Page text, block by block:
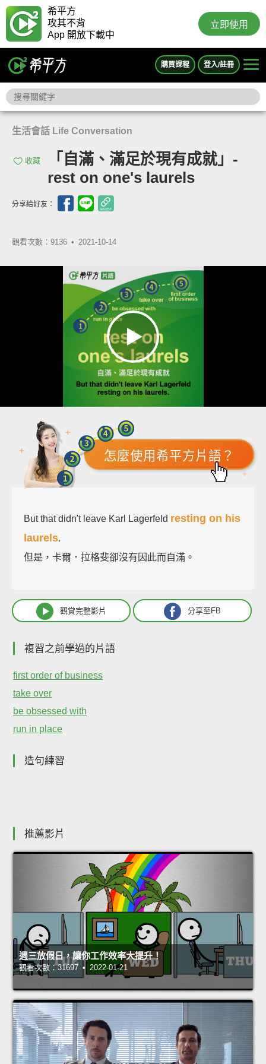
希平方
攻其不背
App 開放下載中
立即使用
購買課程 登入/註冊
生活會話 Life Conversation
收藏
「自滿、滿足於現有成就」-
rest on one's laurels
分享給好友：
觀看次數：9136 • 2021-10-14
怎麼使用希平方片語？
But that didn't leave Karl Lagerfeld resting on his
laurels.
但是，卡爾．拉格斐卻沒有因此而自滿。
觀賞完整影片 分享至FB
複習之前學過的片語
first order of business
take over
be obsessed with
run in place
造句練習
推薦影片
週三放假日，讓你工作效率大提升！
觀看次數：31697 • 2022-01-21